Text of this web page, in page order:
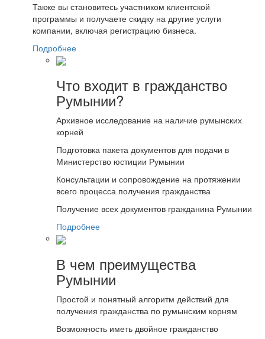
Также вы становитесь участником клиентской
программы и получаете скидку на другие услуги
компании, включая регистрацию бизнеса.
Подробнее
Что входит в гражданство
Румынии?
Архивное исследование на наличие румынских
корней
Подготовка пакета документов для подачи в
Министерство юстиции Румынии
Консультации и сопровождение на протяжении
всего процесса получения гражданства
Получение всех документов гражданина Румынии
Подробнее
В чем преимущества
Румынии
Простой и понятный алгоритм действий для
получения гражданства по румынским корням
Возможность иметь двойное гражданство